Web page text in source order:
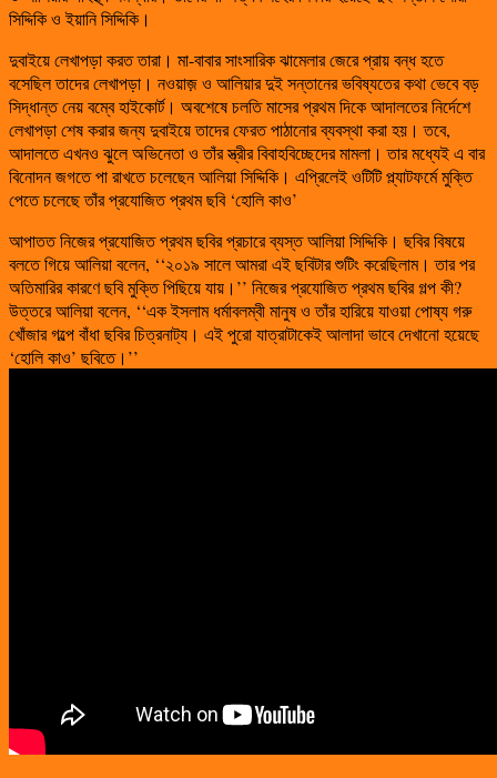
সিদ্দিকি ও ইয়ানি সিদ্দিকি।
দুবাইয়ে লেখাপড়া করত তারা। মা-বাবার সাংসারিক ঝামেলার জেরে প্রায় বন্ধ হতে
বসেছিল তাদের লেখাপড়া। নওয়াজ় ও আলিয়ার দুই সন্তানের ভবিষ্যতের কথা ভেবে বড়
সিদ্ধান্ত নেয় বম্বে হাইকোর্ট। অবশেষে চলতি মাসের প্রথম দিকে আদালতের নির্দেশে
লেখাপড়া শেষ করার জন্য দুবাইয়ে তাদের ফেরত পাঠানোর ব্যবস্থা করা হয়। তবে,
আদালতে এখনও ঝুলে অভিনেতা ও তাঁর স্ত্রীর বিবাহবিচ্ছেদের মামলা। তার মধ্যেই এ বার
বিনোদন জগতে পা রাখতে চলেছেন আলিয়া সিদ্দিকি। এপ্রিলেই ওটিটি প্ল্যাটফর্মে মুক্তি
পেতে চলেছে তাঁর প্রযোজিত প্রথম ছবি ‘হোলি কাও’
আপাতত নিজের প্রযোজিত প্রথম ছবির প্রচারে ব্যস্ত আলিয়া সিদ্দিকি। ছবির বিষয়ে
বলতে গিয়ে আলিয়া বলেন, ‘‘২০১৯ সালে আমরা এই ছবিটার শুটিং করেছিলাম। তার পর
অতিমারির কারণে ছবি মুক্তি পিছিয়ে যায়।’’ নিজের প্রযোজিত প্রথম ছবির গল্প কী?
উত্তরে আলিয়া বলেন, ‘‘এক ইসলাম ধর্মাবলম্বী মানুষ ও তাঁর হারিয়ে যাওয়া পোষ্য গরু
খোঁজার গল্পে বাঁধা ছবির চিত্রনাট্য। এই পুরো যাত্রাটাকেই আলাদা ভাবে দেখানো হয়েছে
‘হোলি কাও’ ছবিতে।’’